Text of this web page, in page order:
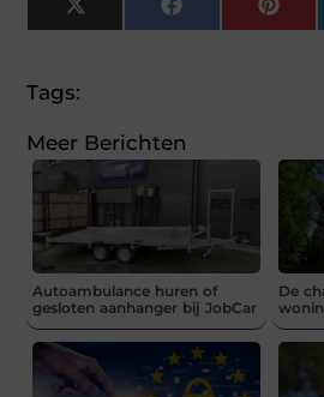
X
(Twitter)
Facebook
Tags:
Meer Berichten
Autoambulance huren of
gesloten aanhanger bij JobCar
De